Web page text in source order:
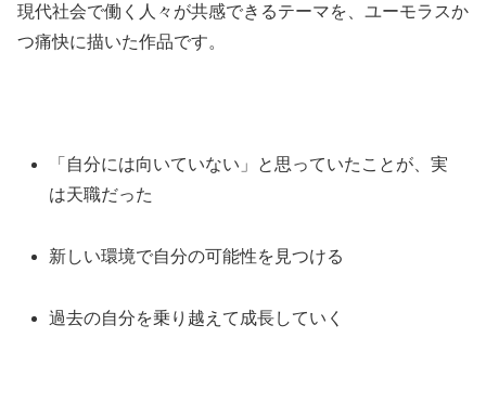
現代社会で働く人々が共感できるテーマを、ユーモラスか
つ痛快に描いた作品です。
「自分には向いていない」と思っていたことが、実
は天職だった
新しい環境で自分の可能性を見つける
過去の自分を乗り越えて成長していく